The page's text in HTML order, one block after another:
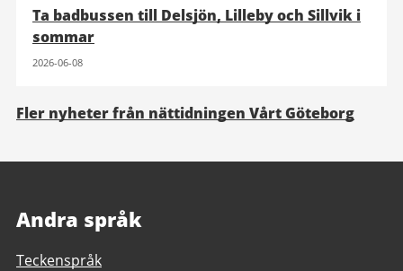
Ta badbussen till Delsjön, Lilleby och Sillvik i
sommar
2026-06-08
Fler nyheter från nättidningen Vårt Göteborg
Andra språk
Teckenspråk